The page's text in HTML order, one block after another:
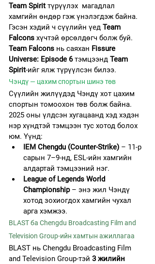
Team Spirit түрүүлэх  магадлал
хамгийн өндөр гэж үнэлэгдэж байна.
Гэсэн хэдий ч сүүлийн үед Team
Falcons хүчтэй өрсөлдөгч болж буй.
Team Falcons нь саяхан Fissure
Universe: Episode 6 тэмцээнд Team
Spirit-ийг ялж түрүүлсэн билээ.
Чэндү — цахим спортын шинэ төв
Сүүлийн жилүүдэд Чэндү хот цахим
спортын томоохон төв болж байна.
2025 оны үлдсэн хугацаанд хэд хэдэн
нэр хүндтэй тэмцээн тус хотод болох
юм. Үүнд:
IEM Chengdu (Counter-Strike) – 11-р
сарын 7–9-нд, ESL-ийн хамгийн
алдартай тэмцээний нэг.
League of Legends World
Championship – энэ жил Чэндү
хотод зохиогдох хамгийн чухал
арга хэмжээ.
BLAST ба Chengdu Broadcasting Film and
Television Group-ийн хамтын ажиллагаа
BLAST нь Chengdu Broadcasting Film
and Television Group-тэй 3 жилийн